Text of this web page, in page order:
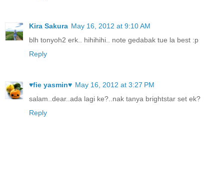
Kira Sakura May 16, 2012 at 9:10 AM
blh tonyoh2 erk.. hihihihi.. note gedabak tue la best :p
Reply
♥fie yasmin♥ May 16, 2012 at 3:27 PM
salam..dear..ada lagi ke?..nak tanya brightstar set ek?
Reply